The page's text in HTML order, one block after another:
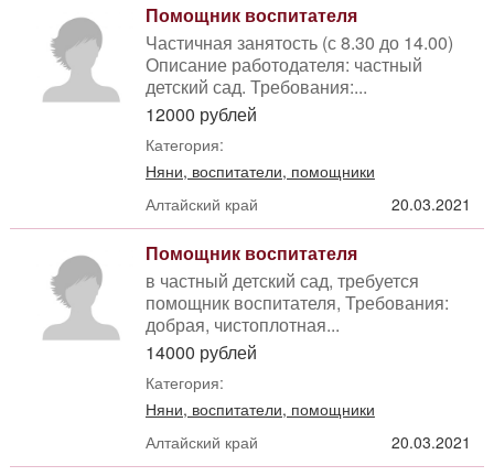
Помощник воспитателя
Частичная занятость (с 8.30 до 14.00)
Описание работодателя: частный
детский сад. Требования:...
12000 рублей
Категория:
Няни, воспитатели, помощники
Алтайский край
20.03.2021
Помощник воспитателя
в частный детский сад, требуется
помощник воспитателя, Требования:
добрая, чистоплотная...
14000 рублей
Категория:
Няни, воспитатели, помощники
Алтайский край
20.03.2021